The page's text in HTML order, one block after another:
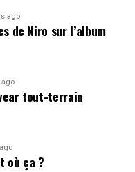
ago
de Niro sur l’album
ago
tout-terrain
où ça ?